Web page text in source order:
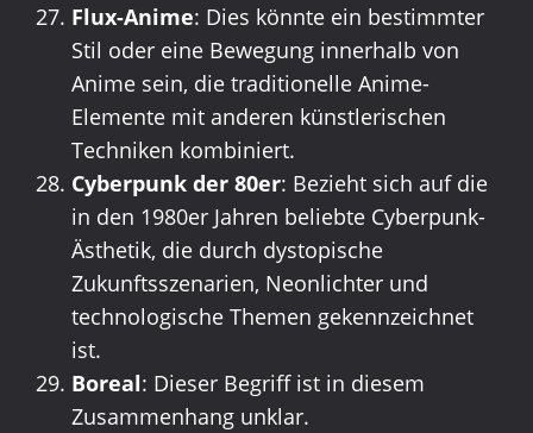
Flux-Anime: Dies könnte ein bestimmter
Stil oder eine Bewegung innerhalb von
Anime sein, die traditionelle Anime-
Elemente mit anderen künstlerischen
Techniken kombiniert.
Cyberpunk der 80er: Bezieht sich auf die
in den 1980er Jahren beliebte Cyberpunk-
Ästhetik, die durch dystopische
Zukunftsszenarien, Neonlichter und
technologische Themen gekennzeichnet
ist.
Boreal: Dieser Begriff ist in diesem
Zusammenhang unklar.